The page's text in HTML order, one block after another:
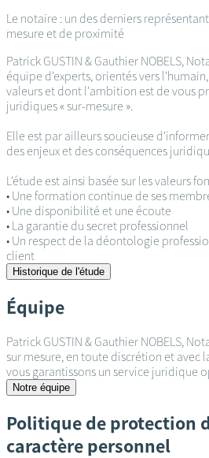
Le notaire : un des derniers
mesure et de proximité
Patrick GUSTIN & Gauthier NOBELS,
équipe d'experts, orientés vers
valeurs et dont l'ambition est de vous
juridiques « sur-mesure ».
Elle est par ailleurs soucieuse
des enjeux et des conséquences
L'étude est ainsi basée sur les valeurs
• Une formation continue de ses
• Une disponibilité et une écoute
• La garantie du secret professionnel
• Un respect de la déontologie
client
Historique de l'étude
Équipe
Patrick GUSTIN & Gauthier NOBELS,
sur mesure, en toute discrétion et avec
vous garantissons un service juridique
Notre équipe
Politique de protection
caractère personnel